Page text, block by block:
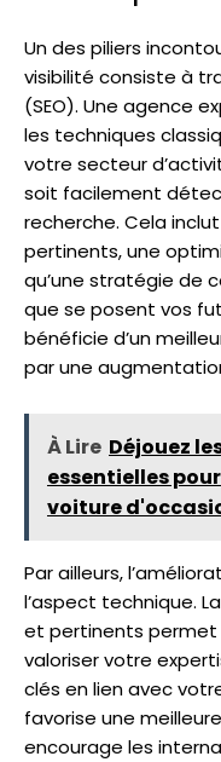
Un des piliers
visibilité consiste à
(SEO). Une agence
les techniques
votre secteur
soit facilement
recherche. Cela
pertinents, une
qu’une stratégie de
que se posent vos
bénéficie d’un
par une
À Lire Déjouez
essentielles
voiture
Par ailleurs,
l’aspect technique.
et pertinents permet
valoriser votre
clés en lien avec
favorise une
encourage les